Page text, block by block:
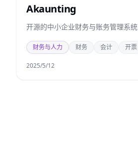
Akaunting
开源的中小企业财务与账务管理系统
财务与人力 财务 会计 开票
2025/5/12